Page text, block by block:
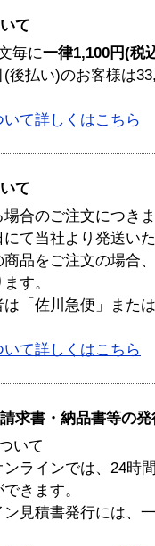
て
毎に一律1,100円(税
後払い)のお客様は
て詳しくはこちら
て
場合のご注文につき
にて当社より発送い
商品をご注文の場合
す。
「佐川急便」また
いて詳しくはこちら
求書・納品書等の
いて
ラインでは、24時
きます。
見積書発行には、